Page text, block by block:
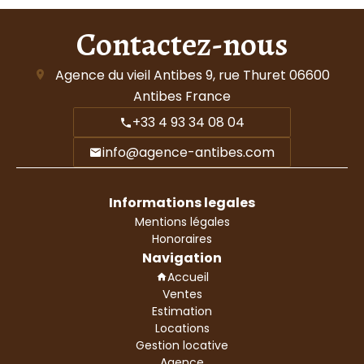
Contactez-nous
Agence du vieil Antibes 9, rue Thuret 06600
Antibes France
+33 4 93 34 08 04
info@agence-antibes.com
Informations legales
Mentions légales
Honoraires
Navigation
Accueil
Ventes
Estimation
Locations
Gestion locative